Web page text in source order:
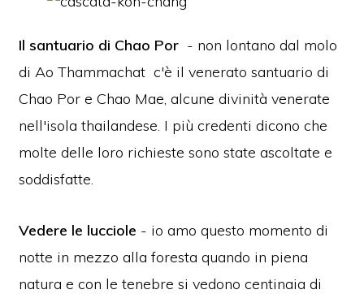
Il santuario di Chao Por - non lontano dal molo
di Ao Thammachat c'è il venerato santuario di
Chao Por e Chao Mae, alcune divinità venerate
nell'isola thailandese. I più credenti dicono che
molte delle loro richieste sono state ascoltate e
soddisfatte.
Vedere le lucciole - io amo questo momento di
notte in mezzo alla foresta quando in piena
natura e con le tenebre si vedono centinaia di